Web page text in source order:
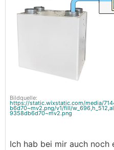
Bildquelle:
https://static.wixstatic.com/media/
b6d70~mv2.png/v1/fill/
9358db6d70~mv2.png
Ich hab bei mir auch noch